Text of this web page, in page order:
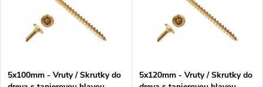
s
5x100mm - Vruty / Skrutky do
5x120mm - Vruty / Skrutky do